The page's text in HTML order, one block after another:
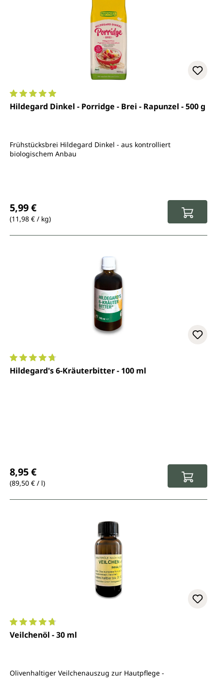
Durchschnittliche Bewertung von 5 von 5 Sternen
Hildegard Dinkel - Porridge - Brei - Rapunzel - 500 g
Frühstücksbrei Hildegard Dinkel - aus kontrolliert
biologischem Anbau
5,99 €
(11,98 € / kg)
Durchschnittliche Bewertung von 4.7 von 5 Sternen
Hildegard's 6-Kräuterbitter - 100 ml
8,95 €
(89,50 € / l)
Durchschnittliche Bewertung von 4.8 von 5 Sternen
Veilchenöl - 30 ml
Olivenhaltiger Veilchenauszug zur Hautpflege -